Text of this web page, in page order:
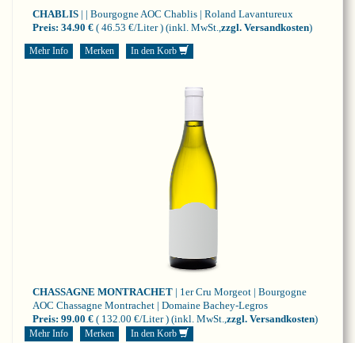
CHABLIS | | Bourgogne AOC Chablis | Roland Lavantureux
Preis: 34.90 € ( 46.53 €/Liter ) (inkl. MwSt., zzgl. Versandkosten)
Mehr Info Merken In den Korb
CHASSAGNE MONTRACHET | 1er Cru Morgeot | Bourgogne
AOC Chassagne Montrachet | Domaine Bachey-Legros
Preis: 99.00 € ( 132.00 €/Liter ) (inkl. MwSt., zzgl. Versandkosten)
Mehr Info Merken In den Korb